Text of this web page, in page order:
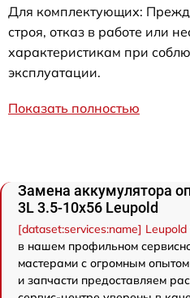
Для комплектующих:
строя, отказ в работе или
характеристикам при
эксплуатации.
Показать полностью
Замена аккумулятора
3L 3.5-10x56 Leupold
[dataset:services:name]
в нашем профильном
мастерами с огромным
и запчасти предоставляем